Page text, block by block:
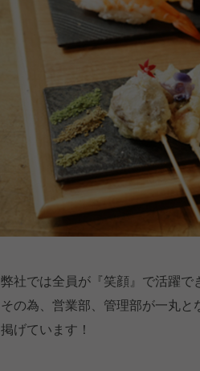
弊社では全員が『笑顔』で活躍
その為、営業部、管理部が一丸
掲げています！